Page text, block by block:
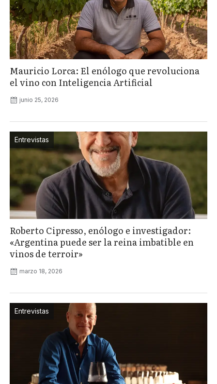
Mauricio Lorca: El enólogo que revoluciona
el vino con Inteligencia Artificial
junio 25, 2026
Entrevistas
Roberto Cipresso, enólogo e investigador:
«Argentina puede ser la reina imbatible en
vinos de terroir»
marzo 18, 2026
Entrevistas